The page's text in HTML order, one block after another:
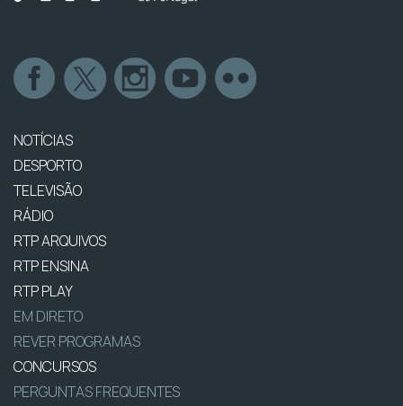
NOTÍCIAS
DESPORTO
TELEVISÃO
RÁDIO
RTP ARQUIVOS
RTP ENSINA
RTP PLAY
EM DIRETO
REVER PROGRAMAS
CONCURSOS
PERGUNTAS FREQUENTES